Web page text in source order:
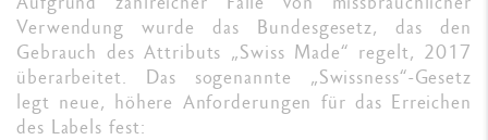
Verwendung wurde das Bundesgesetz, das den
Gebrauch des Attributs „Swiss Made“ regelt, 2017
überarbeitet. Das sogenannte „Swissness“-Gesetz
legt neue, höhere Anforderungen für das Erreichen
des Labels fest: